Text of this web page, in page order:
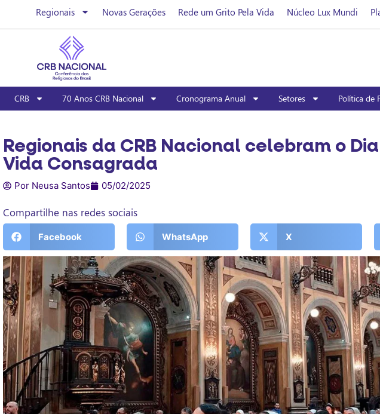
Regionais Novas Gerações Rede um Grito Pela Vida Núcleo Lux Mundi
CRB 70 Anos CRB Nacional Cronograma Anual Setores Política de
Regionais da CRB Nacional celebram o
Vida Consagrada
Por Neusa Santos 05/02/2025
Compartilhe nas redes sociais
Facebook WhatsApp X